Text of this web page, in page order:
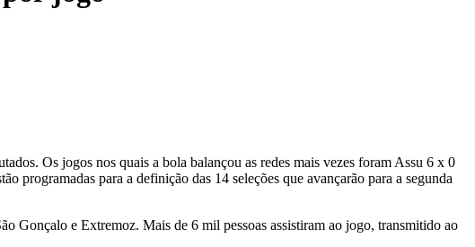
Os jogos nos quais a bola balançou as redes mais vezes foram Assu 6 x 0
programadas para a definição das 14 seleções que avançarão para a segunda
Gonçalo e Extremoz. Mais de 6 mil pessoas assistiram ao jogo, transmitido ao